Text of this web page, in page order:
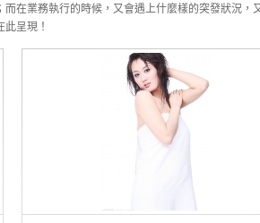
在業務執行的時候，又會遇上什麼樣的突發狀況，
呈現！